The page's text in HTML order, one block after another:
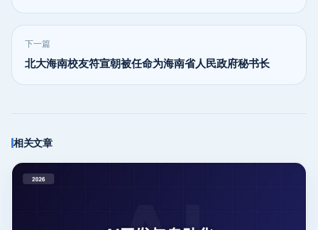
下一篇
北大海南校友符宣朝被任命为海南省人民政府秘书长
相关文章